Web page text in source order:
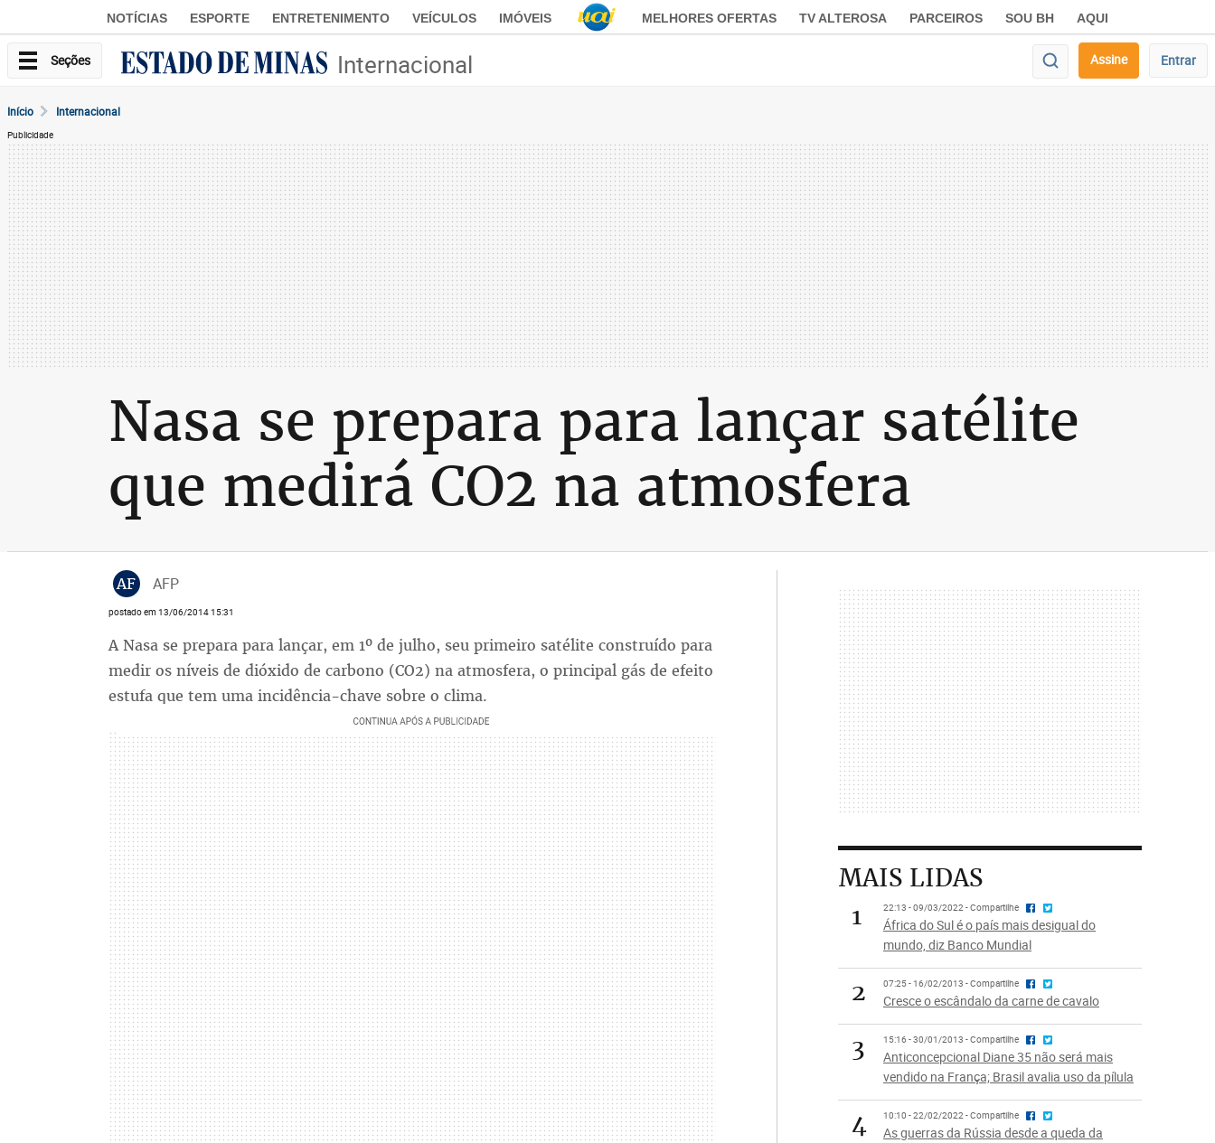
NOTÍCIAS ESPORTE ENTRETENIMENTO VEÍCULOS IMÓVEIS MELHORES OFERTAS TV ALTEROSA PARCEIROS SOU BH AQUI
Seções Internacional Assine Entrar
Início Internacional
Publicidade
Nasa se prepara para lançar satélite
que medirá CO2 na atmosfera
AF AFP
postado em 13/06/2014 15:31
A Nasa se prepara para lançar, em 1º de julho, seu primeiro satélite construído para
medir os níveis de dióxido de carbono (CO2) na atmosfera, o principal gás de efeito
estufa que tem uma incidência-chave sobre o clima.
MAIS LIDAS
1
22:13 - 09/03/2022 - Compartilhe
África do Sul é o país mais desigual do
mundo, diz Banco Mundial
2 07:25 - 16/02/2013 - Compartilhe
Cresce o escândalo da carne de cavalo
3 15:16 - 30/01/2013 - Compartilhe
Anticoncepcional Diane 35 não será mais
vendido na França; Brasil avalia uso da pílula
4 10:10 - 22/02/2022 - Compartilhe
As guerras da Rússia desde a queda da